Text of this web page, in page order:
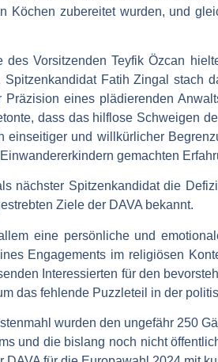
Köchen zubereitet wurden, und
des Vorsitzenden Teyfik Özcan
Spitzenkandidat Fatih Zingal stach
eines plädierenden
dass das hilflose Schweigen
einseitiger und willkürlicher
gemachten
nächster Spitzenkandidat die
Ziele der DAVA bekannt.
eine persönliche und
Engagements im religiösen
Interessierten für den
das fehlende Puzzleteil in der
wurden den ungefähr 250
und die bislang noch nicht